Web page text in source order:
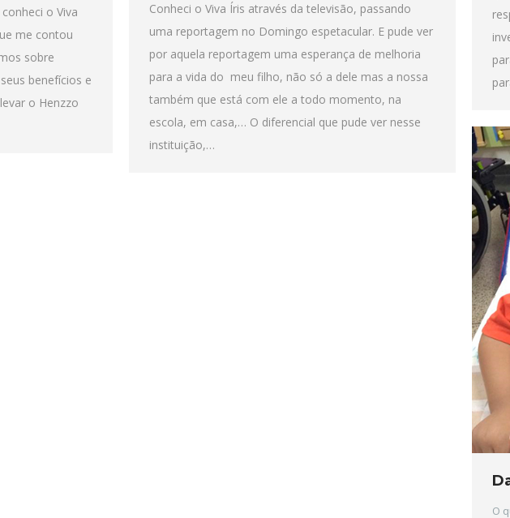
o Viva
me contou
sobre
benefícios e
o Henzzo
Conheci o Viva Íris através da televisão, passando
uma reportagem no Domingo espetacular. E pude ver
por aquela reportagem uma esperança de melhoria
para a vida do meu filho, não só a dele mas a nossa
também que está com ele a todo momento, na
escola, em casa,… O diferencial que pude ver nesse
instituição,…
O